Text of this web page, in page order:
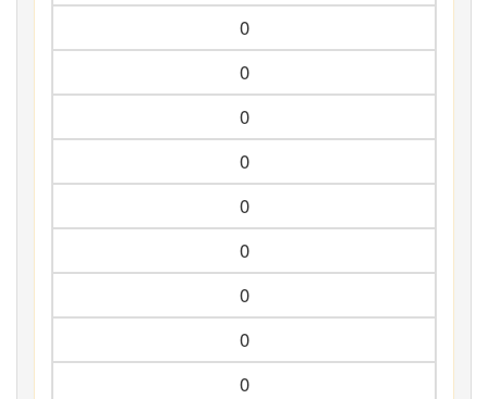
0
0
0
0
0
0
0
0
0